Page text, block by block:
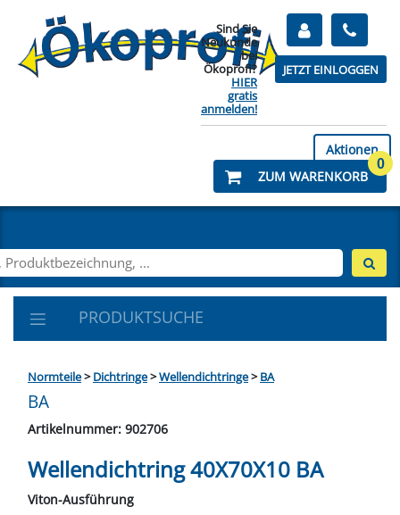
Sind Sie
Neukunde
bei
Ökoprofi?
HIER
gratis
anmelden!
JETZT EINLOGGEN
Aktionen
ZUM WARENKORB
0
PRODUKTSUCHE
Normteile>Dichtringe>Wellendichtringe>BA
BA
Artikelnummer: 902706
Wellendichtring 40X70X10 BA
Viton-Ausführung